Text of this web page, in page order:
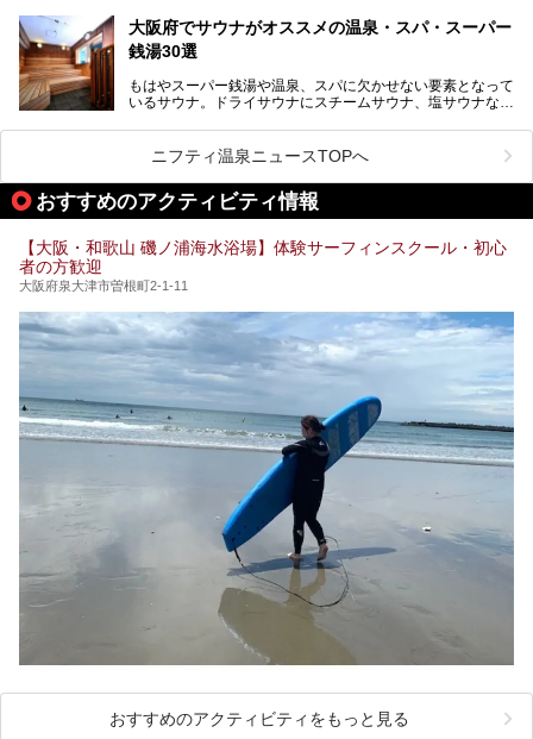
る迫力ある熱波パフォーマンスも毎日行われており、“とと
のう”体験をしっかり楽しめるのもポイントです。
ケやボウリングといった遊び場もあり、友人同士やカップル
で“遊び+癒し”の一日を過ごすのにもぴったり。
処にいたるまで魅力をたっぷり堪能してきたので、その全容
そんなスパワールドが2025年11月15日（土）に、新たな浴
室や日本最大級140人収容の大規模サウナを携えてリニュー
アルオープン！浴室である4F・6Fそれぞれにリニューアル
大規模リニューアルの全容を確認すべく、リニューアルプレ
オープンイベントに行ってきました！今回はそのリニューア
大阪府でサウナがオススメの温泉・スパ・スーパー
銭湯30選
もはやスーパー銭湯や温泉、スパに欠かせない要素となって
いるサウナ。ドライサウナにスチームサウナ、塩サウナな
ペース、ロウリュウなど、心ゆくまで楽しむためのサービス
が充実した施設も多くみられます。
今回はそんなサウナにこだわった、大阪府内のオススメ温
泉・銭湯・スパを30件紹介したいと思います！
ニフティ温泉ニュースTOPへ
おすすめのアクティビティ情報
【大阪・和歌山 磯ノ浦海水浴場】体験サーフィンスクール・初心
者の方歓迎
大阪府泉大津市曽根町2-1-11
おすすめのアクティビティをもっと見る